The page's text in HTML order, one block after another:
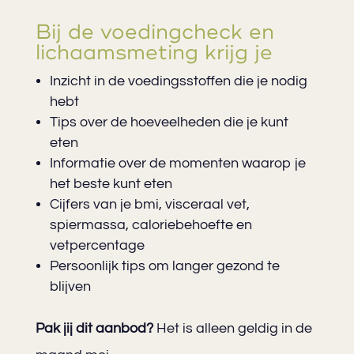
Bij de voedingcheck en
lichaamsmeting krijg je::
Inzicht in de voedingsstoffen die je nodig
hebt
Tips over de hoeveelheden die je kunt
eten
Informatie over de momenten waarop je
het beste kunt eten
Cijfers van je bmi, visceraal vet,
spiermassa, caloriebehoefte en
vetpercentage
Persoonlijk tips om langer gezond te
blijven
Pak jij dit aanbod?Het is alleen geldig in de